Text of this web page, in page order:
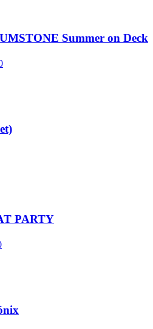
Summer on Deck
PARTY